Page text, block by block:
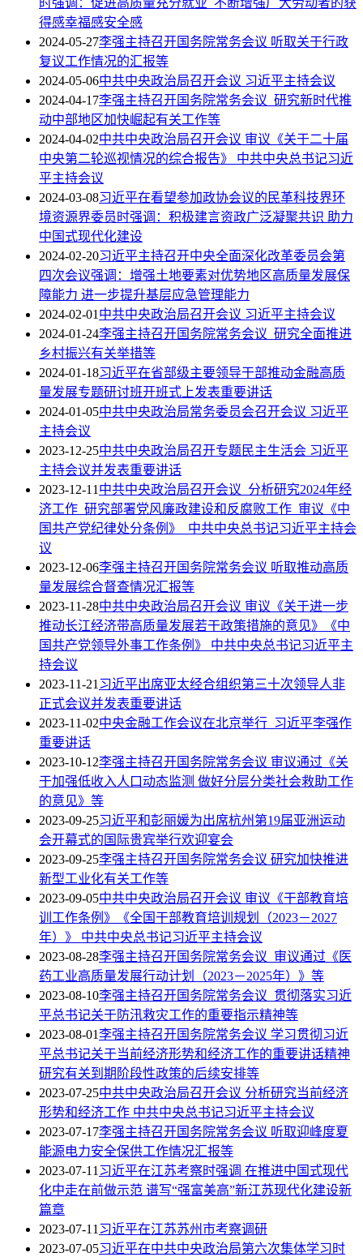
时强调：促进高质量充分就业 不断增强广大劳动者的获
得感幸福感安全感
2024-05-27李强主持召开国务院常务会议 听取关于行政
复议工作情况的汇报等
2024-05-06中共中央政治局召开会议 习近平主持会议
2024-04-17李强主持召开国务院常务会议 研究新时代推
动中部地区加快崛起有关工作等
2024-04-02中共中央政治局召开会议 审议《关于二十届
中央第二轮巡视情况的综合报告》 中共中央总书记习近
平主持会议
2024-03-08习近平在看望参加政协会议的民革科技界环
境资源界委员时强调：积极建言资政广泛凝聚共识 助力
中国式现代化建设
2024-02-20习近平主持召开中央全面深化改革委员会第
四次会议强调：增强土地要素对优势地区高质量发展保
障能力 进一步提升基层应急管理能力
2024-02-01中共中央政治局召开会议 习近平主持会议
2024-01-24李强主持召开国务院常务会议 研究全面推进
乡村振兴有关举措等
2024-01-18习近平在省部级主要领导干部推动金融高质
量发展专题研讨班开班式上发表重要讲话
2024-01-05中共中央政治局常务委员会召开会议 习近平
主持会议
2023-12-25中共中央政治局召开专题民主生活会 习近平
主持会议并发表重要讲话
2023-12-11中共中央政治局召开会议 分析研究2024年经
济工作 研究部署党风廉政建设和反腐败工作 审议《中
国共产党纪律处分条例》 中共中央总书记习近平主持会
议
2023-12-06李强主持召开国务院常务会议 听取推动高质
量发展综合督查情况汇报等
2023-11-28中共中央政治局召开会议 审议《关于进一步
推动长江经济带高质量发展若干政策措施的意见》《中
国共产党领导外事工作条例》 中共中央总书记习近平主
持会议
2023-11-21习近平出席亚太经合组织第三十次领导人非
正式会议并发表重要讲话
2023-11-02中央金融工作会议在北京举行 习近平李强作
重要讲话
2023-10-12李强主持召开国务院常务会议 审议通过《关
于加强低收入人口动态监测 做好分层分类社会救助工作
的意见》等
2023-09-25习近平和彭丽媛为出席杭州第19届亚洲运动
会开幕式的国际贵宾举行欢迎宴会
2023-09-25李强主持召开国务院常务会议 研究加快推进
新型工业化有关工作等
2023-09-05中共中央政治局召开会议 审议《干部教育培
训工作条例》《全国干部教育培训规划（2023－2027
年）》 中共中央总书记习近平主持会议
2023-08-28李强主持召开国务院常务会议 审议通过《医
药工业高质量发展行动计划（2023－2025年）》等
2023-08-10李强主持召开国务院常务会议 贯彻落实习近
平总书记关于防汛救灾工作的重要指示精神等
2023-08-01李强主持召开国务院常务会议 学习贯彻习近
平总书记关于当前经济形势和经济工作的重要讲话精神
研究有关到期阶段性政策的后续安排等
2023-07-25中共中央政治局召开会议 分析研究当前经济
形势和经济工作 中共中央总书记习近平主持会议
2023-07-17李强主持召开国务院常务会议 听取迎峰度夏
能源电力安全保供工作情况汇报等
2023-07-11习近平在江苏考察时强调 在推进中国式现代
化中走在前做示范 谱写“强富美高”新江苏现代化建设新
篇章
2023-07-11习近平在江苏苏州市考察调研
2023-07-05习近平在中共中央政治局第六次集体学习时